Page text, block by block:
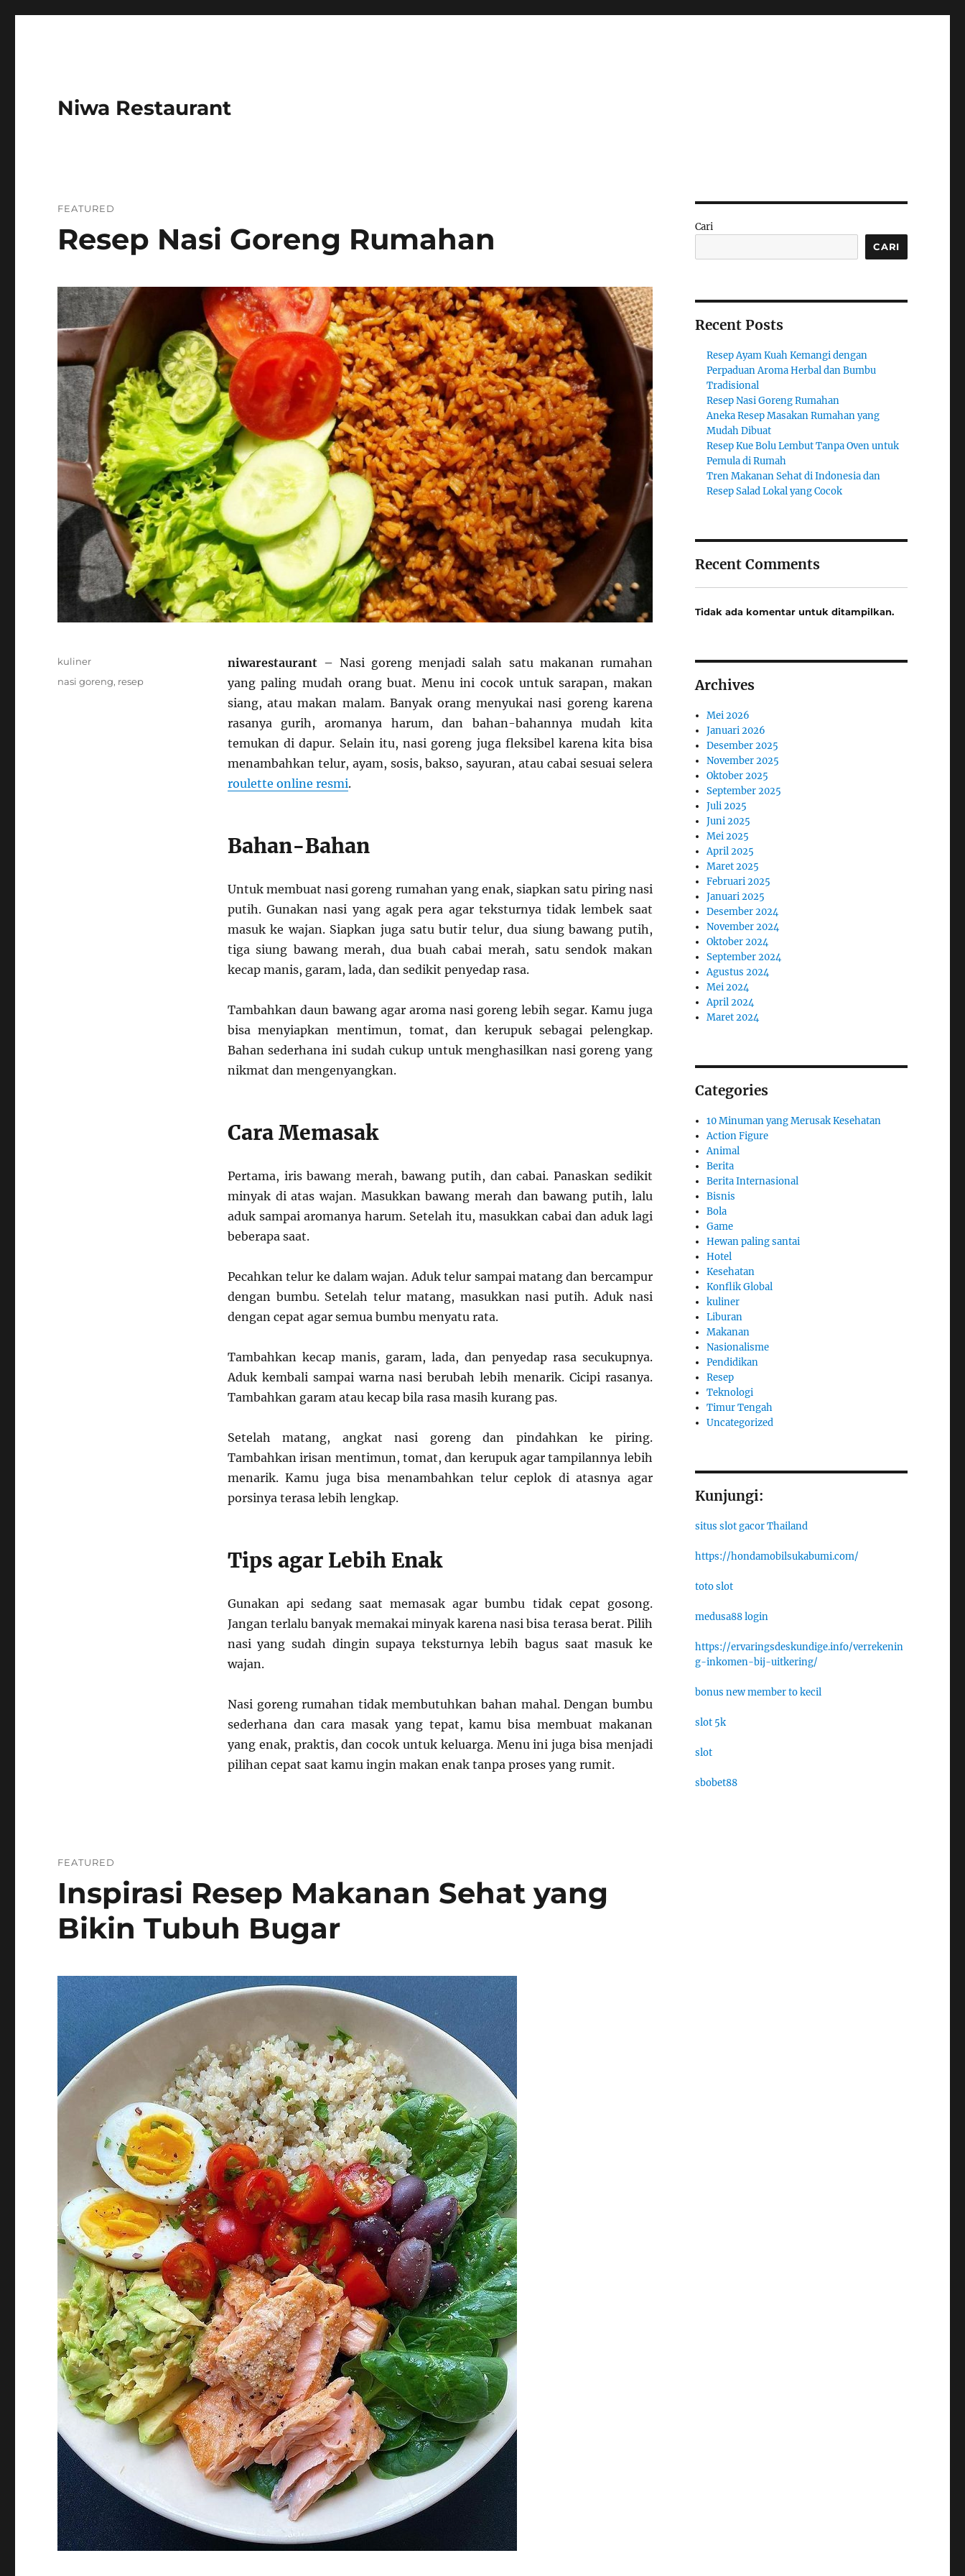
Niwa Restaurant
FEATURED
Resep Nasi Goreng Rumahan
niwarestaurant– Nasi goreng menjadi salah satu makanan rumahan
yang paling mudah orang buat. Menu ini cocok untuk sarapan, makan
siang, atau makan malam. Banyak orang menyukai nasi goreng karena
rasanya gurih, aromanya harum, dan bahan-bahannya mudah kita
temukan di dapur. Selain itu, nasi goreng juga fleksibel karena kita bisa
menambahkan telur, ayam, sosis, bakso, sayuran, atau cabai sesuai selera
roulette online resmi.
Bahan-Bahan
Untuk membuat nasi goreng rumahan yang enak, siapkan satu piring nasi
putih. Gunakan nasi yang agak pera agar teksturnya tidak lembek saat
masuk ke wajan. Siapkan juga satu butir telur, dua siung bawang putih,
tiga siung bawang merah, dua buah cabai merah, satu sendok makan
kecap manis, garam, lada, dan sedikit penyedap rasa.
Tambahkan daun bawang agar aroma nasi goreng lebih segar. Kamu juga
bisa menyiapkan mentimun, tomat, dan kerupuk sebagai pelengkap.
Bahan sederhana ini sudah cukup untuk menghasilkan nasi goreng yang
nikmat dan mengenyangkan.
Cara Memasak
Pertama, iris bawang merah, bawang putih, dan cabai. Panaskan sedikit
minyak di atas wajan. Masukkan bawang merah dan bawang putih, lalu
aduk sampai aromanya harum. Setelah itu, masukkan cabai dan aduk lagi
beberapa saat.
Pecahkan telur ke dalam wajan. Aduk telur sampai matang dan bercampur
dengan bumbu. Setelah telur matang, masukkan nasi putih. Aduk nasi
dengan cepat agar semua bumbu menyatu rata.
Tambahkan kecap manis, garam, lada, dan penyedap rasa secukupnya.
Aduk kembali sampai warna nasi berubah lebih menarik. Cicipi rasanya.
Tambahkan garam atau kecap bila rasa masih kurang pas.
Setelah matang, angkat nasi goreng dan pindahkan ke piring.
Tambahkan irisan mentimun, tomat, dan kerupuk agar tampilannya lebih
menarik. Kamu juga bisa menambahkan telur ceplok di atasnya agar
porsinya terasa lebih lengkap.
Tips agar Lebih Enak
Gunakan api sedang saat memasak agar bumbu tidak cepat gosong.
Jangan terlalu banyak memakai minyak karena nasi bisa terasa berat. Pilih
nasi yang sudah dingin supaya teksturnya lebih bagus saat masuk ke
wajan.
Nasi goreng rumahan tidak membutuhkan bahan mahal. Dengan bumbu
sederhana dan cara masak yang tepat, kamu bisa membuat makanan
yang enak, praktis, dan cocok untuk keluarga. Menu ini juga bisa menjadi
pilihan cepat saat kamu ingin makan enak tanpa proses yang rumit.
Categories
kuliner
Tags
nasi goreng, resep
FEATURED
Inspirasi Resep Makanan Sehat yang
Bikin Tubuh Bugar
Cari
CARI
Recent Posts
Resep Ayam Kuah Kemangi dengan
Perpaduan Aroma Herbal dan Bumbu
Tradisional
Resep Nasi Goreng Rumahan
Aneka Resep Masakan Rumahan yang
Mudah Dibuat
Resep Kue Bolu Lembut Tanpa Oven untuk
Pemula di Rumah
Tren Makanan Sehat di Indonesia dan
Resep Salad Lokal yang Cocok
Recent Comments
Tidak ada komentar untuk ditampilkan.
Archives
Mei 2026
Januari 2026
Desember 2025
November 2025
Oktober 2025
September 2025
Juli 2025
Juni 2025
Mei 2025
April 2025
Maret 2025
Februari 2025
Januari 2025
Desember 2024
November 2024
Oktober 2024
September 2024
Agustus 2024
Mei 2024
April 2024
Maret 2024
Categories
10 Minuman yang Merusak Kesehatan
Action Figure
Animal
Berita
Berita Internasional
Bisnis
Bola
Game
Hewan paling santai
Hotel
Kesehatan
Konflik Global
kuliner
Liburan
Makanan
Nasionalisme
Pendidikan
Resep
Teknologi
Timur Tengah
Uncategorized
Kunjungi:
situs slot gacor Thailand
https://hondamobilsukabumi.com/
toto slot
medusa88 login
https://ervaringsdeskundige.info/verrekenin
g-inkomen-bij-uitkering/
bonus new member to kecil
slot 5k
slot
sbobet88